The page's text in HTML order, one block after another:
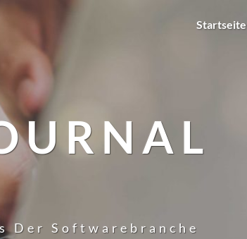
Startseite
Der Softwarebranche